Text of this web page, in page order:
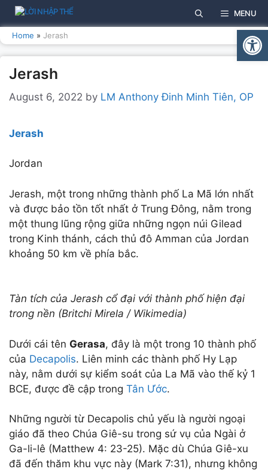
Skip
to
content
MENU
Home » Jerash
Jerash
August 6, 2022 by LM Anthony Đinh Minh Tiên, OP
Jerash
Jordan
Jerash, một trong những thành phố La Mã lớn nhất
và được bảo tồn tốt nhất ở Trung Đông, nằm trong
một thung lũng rộng giữa những ngọn núi Gilead
trong Kinh thánh, cách thủ đô Amman của Jordan
khoảng 50 km về phía bắc.
Tàn tích của Jerash cổ đại với thành phố hiện đại
trong nền (Britchi Mirela / Wikimedia)
Dưới cái tên Gerasa, đây là một trong 10 thành phố
của Decapolis. Liên minh các thành phố Hy Lạp
này, nằm dưới sự kiểm soát của La Mã vào thế kỷ 1
BCE, được đề cập trong Tân Ước.
Những người từ Decapolis chủ yếu là người ngoại
giáo đã theo Chúa Giê-su trong sứ vụ của Ngài ở
Ga-li-lê (Matthew 4: 23-25). Mặc dù Chúa Giê-xu
đã đến thăm khu vực này (Mark 7:31), nhưng không